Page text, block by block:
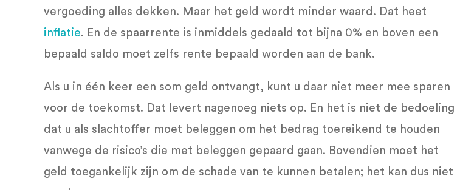
vergoeding alles dekken. Maar het geld wordt minder waard. Dat heet
inflatie. En de spaarrente is inmiddels gedaald tot bijna 0% en boven een
bepaald saldo moet zelfs rente bepaald worden aan de bank.
Als u in één keer een som geld ontvangt, kunt u daar niet meer mee sparen
voor de toekomst. Dat levert nagenoeg niets op. En het is niet de bedoeling
dat u als slachtoffer moet beleggen om het bedrag toereikend te houden
vanwege de risico’s die met beleggen gepaard gaan. Bovendien moet het
geld toegankelijk zijn om de schade van te kunnen betalen; het kan dus niet